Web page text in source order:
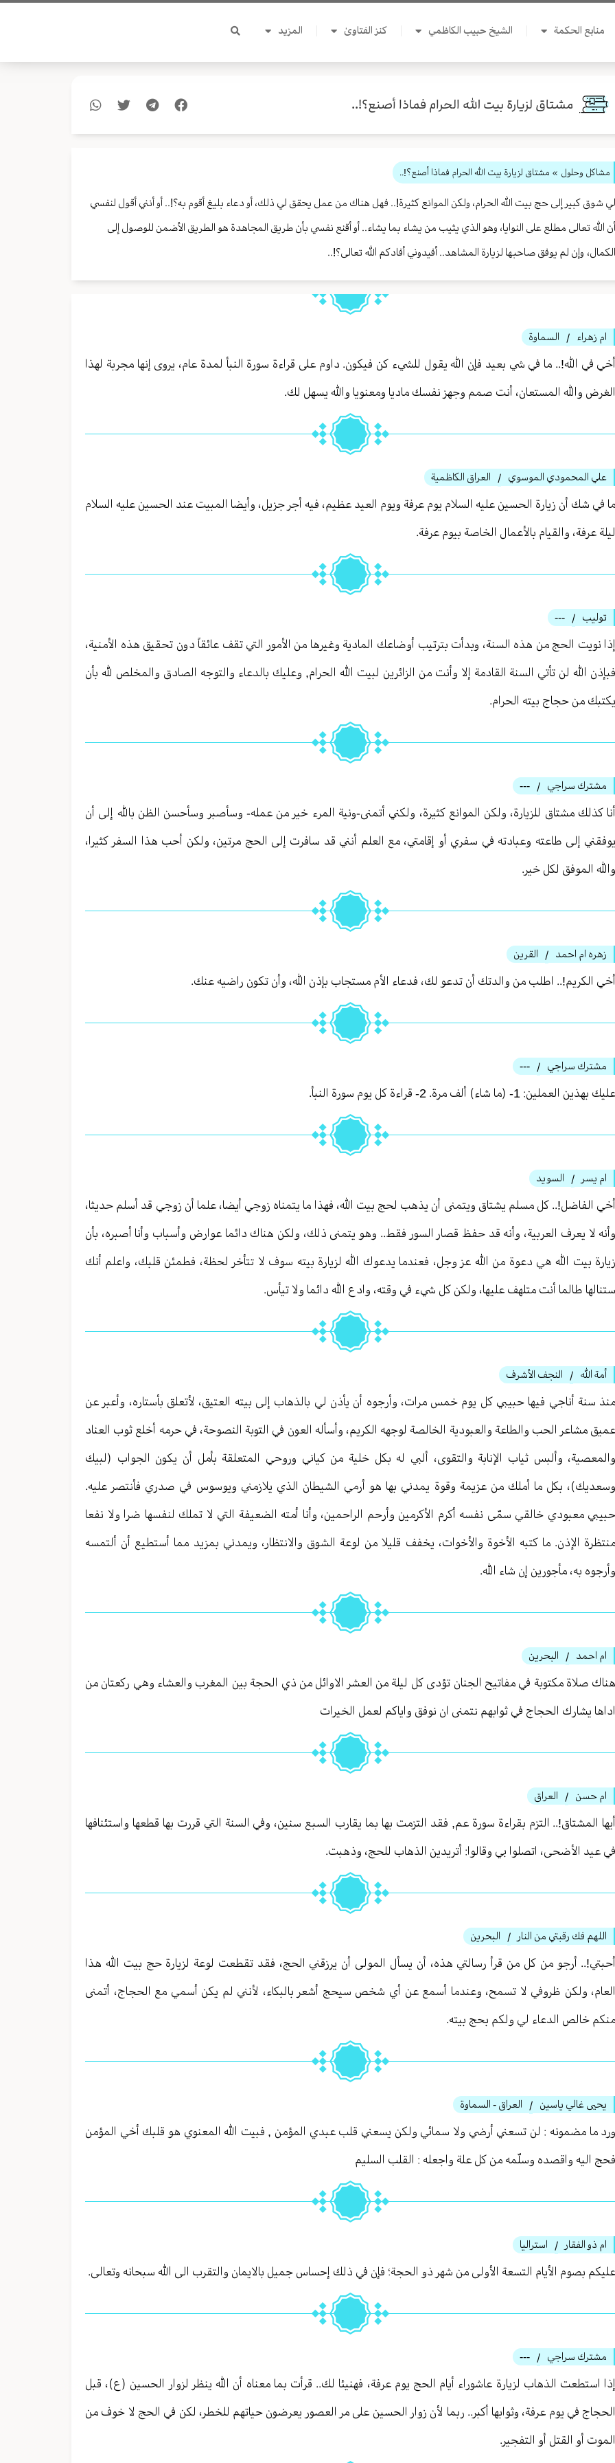
منابع الحكمة الشيخ حبيب الكاظمي كنز الفتاوىٰ المزيد
مشتاق لزيارة بيت الله الحرام فماذا أصنع؟!..
مشاكل وحلول » مشتاق لزيارة بيت الله الحرام فماذا أصنع؟!..
لي شوق كبير إلى حج بيت الله الحرام، ولكن الموانع كثيرة!.. فهل هناك من عمل يحقق لي ذلك، أو دعاء بليغ أقوم به؟!.. أو أنني أقول لنفسي
أن الله تعالى مطلع على النوايا، وهو الذي يثيب من يشاء بما يشاء.. أو أقنع نفسي بأن طريق المجاهدة هو الطريق الأضمن للوصول إلى
الكمال، وإن لم يوفق صاحبها لزيارة المشاهد.. أفيدوني أفادكم الله تعالى؟!..
ام زهراء / السماوة
أخي في الله!.. ما في شي بعيد فإن الله يقول للشيء كن فيكون. داوم على قراءة سورة النبأ لمدة عام، يروى إنها مجربة لهذا
الغرض والله المستعان، أنت صمم وجهز نفسك ماديا ومعنويا والله يسهل لك.
علي المحمودي الموسوي / العراق الكاظمية
ما في شك أن زيارة الحسين عليه السلام يوم عرفة ويوم العيد عظيم، فيه أجر جزيل، وأيضا المبيت عند الحسين عليه السلام
ليلة عرفة، والقيام بالأعمال الخاصة بيوم عرفة.
توليب /
---
إذا نويت الحج من هذه السنة، وبدأت بترتيب أوضاعك المادية وغيرها من الأمور التي تقف عائقاً دون تحقيق هذه الأمنية،
فبإذن الله لن تأتي السنة القادمة إلا وأنت من الزائرين لبيت الله الحرام, وعليك بالدعاء والتوجه الصادق والمخلص لله بأن
يكتبك من حجاج بيته الحرام.
مشترك سراجي /
---
أنا كذلك مشتاق للزيارة، ولكن الموانع كثيرة، ولكني أتمنى-ونية المرء خير من عمله- وسأصبر وسأحسن الظن بالله إلى أن
يوفقني إلى طاعته وعبادته في سفري أو إقامتي، مع العلم أنني قد سافرت إلى الحج مرتين، ولكن أحب هذا السفر كثيرا،
والله الموفق لكل خير.
زهره ام احمد / القرين
أخي الكريم!.. اطلب من والدتك أن تدعو لك، فدعاء الأم مستجاب بإذن الله، وأن تكون راضيه عنك.
مشترك سراجي /
---
عليك بهذين العملين: 1- (ما شاء) ألف مرة. 2- قراءة كل يوم سورة النبأ.
ام يسر / السويد
أخي الفاضل!.. كل مسلم يشتاق ويتمنى أن يذهب لحج بيت الله، فهذا ما يتمناه زوجي أيضا، علما أن زوجي قد أسلم حديثا،
وأنه لا يعرف العربية، وأنه قد حفظ قصار السور فقط.. وهو يتمنى ذلك، ولكن هناك دائما عوارض وأسباب وأنا أصبره، بأن
زيارة بيت الله هي دعوة من الله عز وجل، فعندما يدعوك الله لزيارة بيته سوف لا تتأخر لحظة، فطمئن قلبك، واعلم أنك
ستنالها طالما أنت متلهف عليها، ولكن كل شيء في وقته، وادع الله دائما ولا تيأس.
أمة الله / النجف الأشرف
منذ سنة أناجي فيها حبيبي كل يوم خمس مرات، وأرجوه أن يأذن لي بالذهاب إلى بيته العتيق، لأتعلق بأستاره، وأعبر عن
عميق مشاعر الحب والطاعة والعبودية الخالصة لوجهه الكريم، وأسأله العون في التوبة النصوحة، في حرمه أخلع ثوب العناد
والمعصية، وألبس ثياب الإنابة والتقوى، ألبي له بكل خلية من كياني وروحي المتعلقة بأمل أن يكون الجواب (لبيك
وسعديك)، بكل ما أملك من عزيمة وقوة يمدني بها هو أرمي الشيطان الذي يلازمني ويوسوس في صدري فأنتصر عليه.
حبيبي معبودي خالقي سمّى نفسه أكرم الأكرمين وأرحم الراحمين، وأنا أمته الضعيفة التي لا تملك لنفسها ضرا ولا نفعا
منتظرة الإذن. ما كتبه الأخوة والأخوات، يخفف قليلا من لوعة الشوق والانتظار، ويمدني بمزيد مما أستطيع أن ألتمسه
وأرجوه به، مأجورين إن شاء الله.
ام احمد / البحرين
هناك صلاة مكتوبة في مفاتيح الجنان تؤدى كل ليلة من العشر الاوائل من ذي الحجة بين المغرب والعشاء وهي ركعتان من
اداها يشارك الحجاج في ثوابهم نتمنى ان نوفق واياكم لعمل الخيرات
ام حسن / العراق
أيها المشتاق!.. التزم بقراءة سورة عم, فقد التزمت بها بما يقارب السبع سنين، وفي السنة التي قررت بها قطعها واستئنافها
في عيد الأضحى، اتصلوا بي وقالوا: أتريدين الذهاب للحج، وذهبت.
اللهم فك رقبتي من النار / البحرين
أحبتي!.. أرجو من كل من قرأ رسالتي هذه، أن يسأل المولى أن يرزقني الحج، فقد تقطعت لوعة لزيارة حج بيت الله هذا
العام، ولكن ظروفي لا تسمح، وعندما أسمع عن أي شخص سيحج أشعر بالبكاء، لأنني لم يكن أسمي مع الحجاج، أتمنى
منكم خالص الدعاء لي ولكم بحج بيته.
يحيى غالي ياسين / العراق - السماوة
ورد ما مضمونه : لن تسعني أرضي ولا سمائي ولكن يسعني قلب عبدي المؤمن , فبيت الله المعنوي هو قلبك أخي المؤمن
فحج اليه واقصده وسلّمه من كل علة واجعله : القلب السليم
ام ذو الفقار / استراليا
عليكم بصوم الأيام التسعة الأولى من شهر ذو الحجة؛ فإن في ذلك إحساس جميل بالايمان والتقرب الى الله سبحانه وتعالى.
مشترك سراجي /
---
إذا استطعت الذهاب لزيارة عاشوراء أيام الحج يوم عرفة، فهنيئا لك.. قرأت بما معناه أن الله ينظر لزوار الحسين (ع)، قبل
الحجاج في يوم عرفة، وثوابها أكبر.. ربما لأن زوار الحسين على مر العصور يعرضون حياتهم للخطر، لكن في الحج لا خوف من
الموت أو القتل أو التفجير.